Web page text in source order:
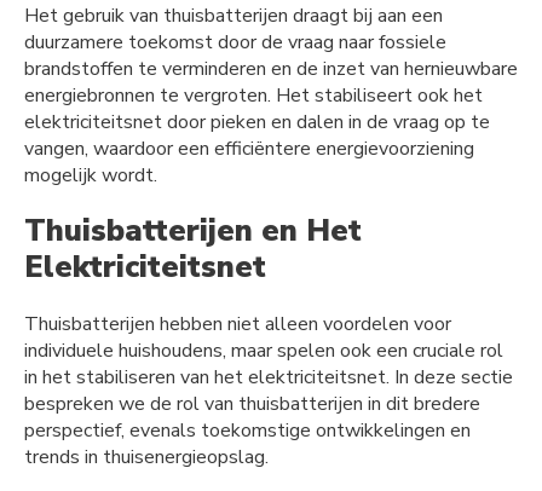
Het gebruik van thuisbatterijen draagt bij aan een
duurzamere toekomst door de vraag naar fossiele
brandstoffen te verminderen en de inzet van hernieuwbare
energiebronnen te vergroten. Het stabiliseert ook het
elektriciteitsnet door pieken en dalen in de vraag op te
vangen, waardoor een efficiëntere energievoorziening
mogelijk wordt.
Thuisbatterijen en Het
Elektriciteitsnet
Thuisbatterijen hebben niet alleen voordelen voor
individuele huishoudens, maar spelen ook een cruciale rol
in het stabiliseren van het elektriciteitsnet. In deze sectie
bespreken we de rol van thuisbatterijen in dit bredere
perspectief, evenals toekomstige ontwikkelingen en
trends in thuisenergieopslag.